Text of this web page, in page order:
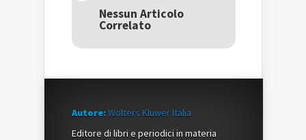
una
nuova
finestra)
nuova
finestra)
una
nuova
Nessun Articolo
Correlato
Autore:Wolters Kluwer Italia
Editore di libri e periodici in materia